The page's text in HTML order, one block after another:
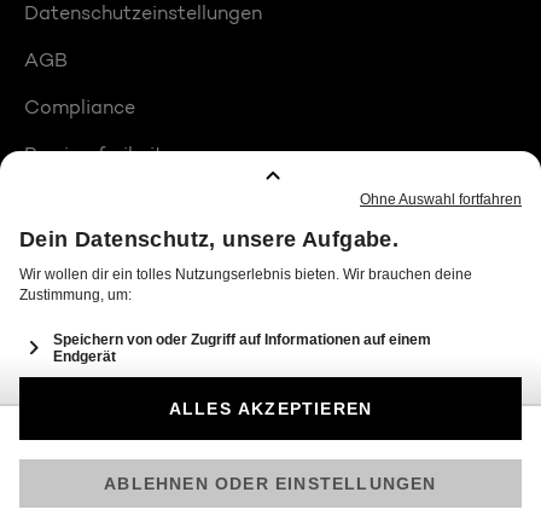
Datenschutzeinstellungen
AGB
Compliance
Barrierefreiheit